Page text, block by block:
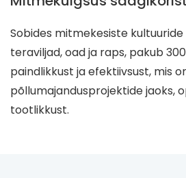
Sobides mitmekesiste
teraviljad, oad ja raps, pakub
paindlikkust ja efektiivsust, mis
põllumajandusprojektide jaoks,
tootlikkust.